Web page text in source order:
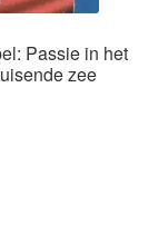
Passie in het
zee